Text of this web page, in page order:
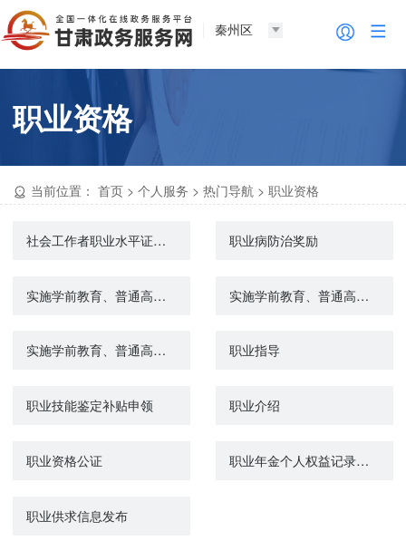
秦州区
职业资格
当前位置：首页 >个人服务 >热门导航 >职业资格
社会工作者职业水平证书登记管理 职业病防治奖励
实施学前教育、普通高中教育及中等职业教育的民办学校变更审批 实施学前教育、普通高中教育及中等职业教育的民办学校终止审批
实施学前教育、普通高中教育及中等职业教育的民办学校设立审批 职业指导
职业技能鉴定补贴申领 职业介绍
职业资格公证 职业年金个人权益记录单查询打印
职业供求信息发布